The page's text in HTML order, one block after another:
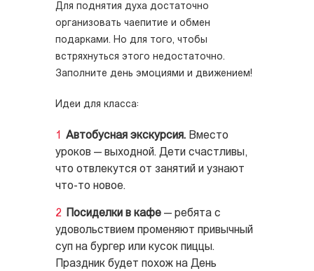
Для поднятия духа достаточно
организовать чаепитие и обмен
подарками. Но для того, чтобы
встряхнуться этого недостаточно.
Заполните день эмоциями и движением!
Идеи для класса:
Автобусная экскурсия. Вместо
уроков — выходной. Дети счастливы,
что отвлекутся от занятий и узнают
что-то новое.
Посиделки в кафе — ребята с
удовольствием променяют привычный
суп на бургер или кусок пиццы.
Праздник будет похож на День